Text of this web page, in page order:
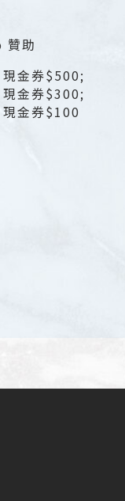
助
金券$500;
金券$300;
金券$100